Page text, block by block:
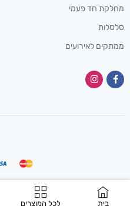
בית לכל המוצרים
מחלקת חד פעמי
סלסלות
ממתקים לאירועים